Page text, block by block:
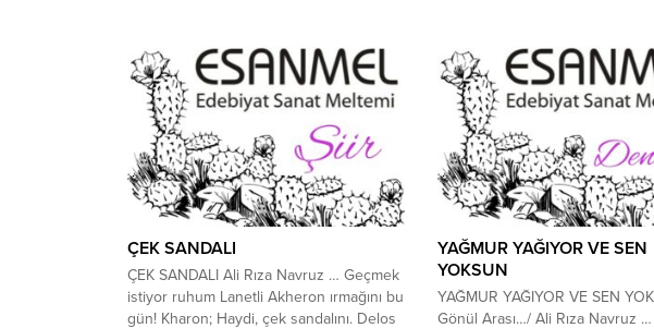
Bilmem ne yandadır huzurun yolu.
Şaşırdım doğrusu...
ÇEK SANDALI
ÇEK SANDALI Ali Rıza Navruz … Geçmek
istiyor ruhum Lanetli Akheron ırmağını bu
gün! Kharon; Haydi, çek sandalını. Delos
YAĞMUR YAĞIYOR VE SEN
YOKSUN
YAĞMUR YAĞIYOR VE SEN
Gönül Arası…/ Ali Rıza Navruz …